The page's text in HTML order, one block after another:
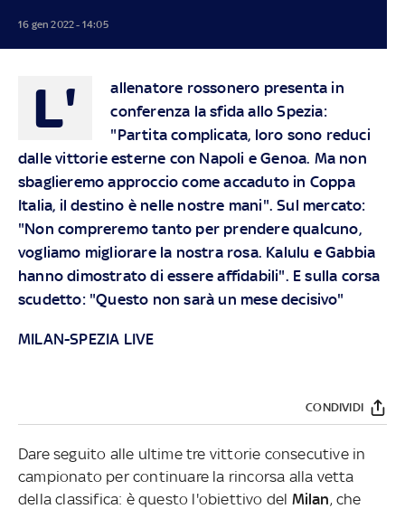
16 gen 2022 - 14:05
L'
allenatore rossonero presenta in
conferenza la sfida allo Spezia:
"Partita complicata, loro sono reduci
dalle vittorie esterne con Napoli e Genoa. Ma non
sbaglieremo approccio come accaduto in Coppa
Italia, il destino è nelle nostre mani". Sul mercato:
"Non compreremo tanto per prendere qualcuno,
vogliamo migliorare la nostra rosa. Kalulu e Gabbia
hanno dimostrato di essere affidabili". E sulla corsa
scudetto: "Questo non sarà un mese decisivo"
MILAN-SPEZIA LIVE
CONDIVIDI
Dare seguito alle ultime tre vittorie consecutive in
campionato per continuare la rincorsa alla vetta
della classifica: è questo l'obiettivo del Milan, che